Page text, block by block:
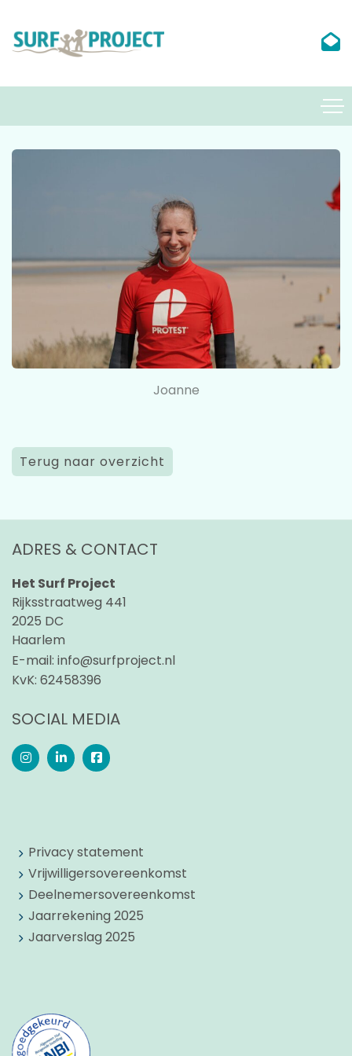
Joanne
Terug naar overzicht
ADRES & CONTACT
Het Surf Project
Rijksstraatweg 441
2025 DC
Haarlem
E-mail: info@surfproject.nl
KvK: 62458396
SOCIAL MEDIA
Privacy statement
Vrijwilligersovereenkomst
Deelnemersovereenkomst
Jaarrekening 2025
Jaarverslag 2025